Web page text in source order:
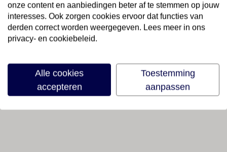
onze content en aanbiedingen beter af te stemmen op jouw
interesses. Ook zorgen cookies ervoor dat functies van
derden correct worden weergegeven. Lees meer in ons
privacy- en cookiebeleid.
Alle cookies
accepteren
Toestemming
aanpassen